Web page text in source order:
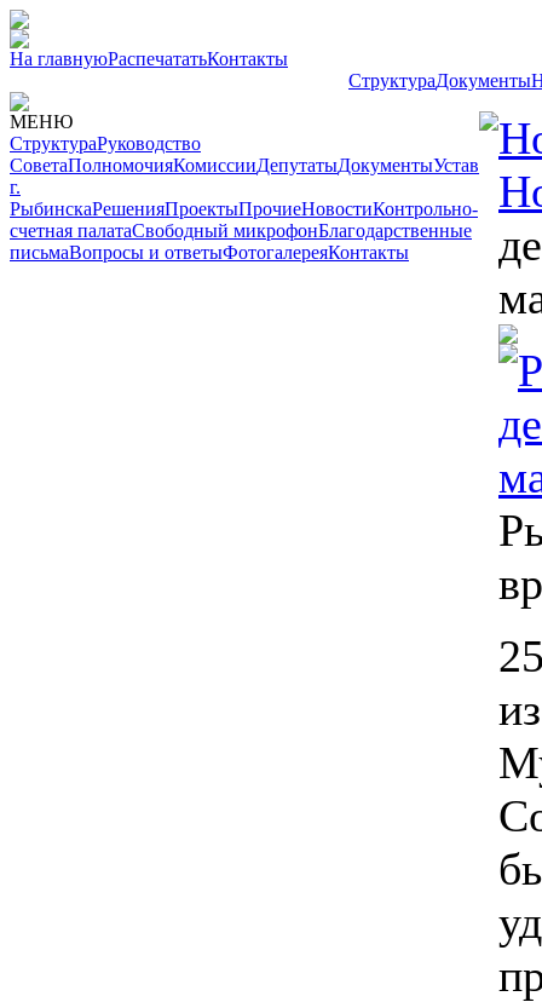
На главнуюРаспечататьКонтакты
СтруктураДокументы
МЕНЮ
СтруктураРуководство
СоветаПолномочияКомиссииДепутатыДокументыУстав
г.
РыбинскаРешенияПроектыПрочиеНовостиКонтрольно-
счетная палатаСвободный микрофонБлагодарственные
письмаВопросы и ответыФотогалереяКонтакты